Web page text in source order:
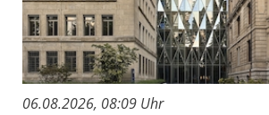
06.08.2026, 08:09 Uhr